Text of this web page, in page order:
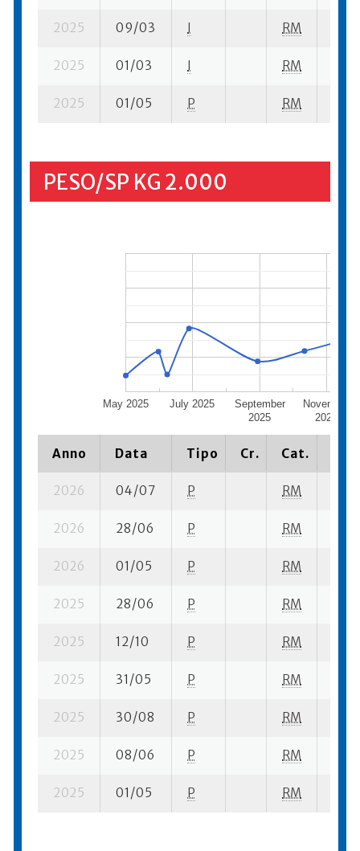
2025 09/03 I RM
2025 01/03 I RM
2025 01/05 P RM
PESO/SP KG 2.000
May 2025 July 2025
September
2025
November
2025
Anno Data Tipo Cr. Cat.
2026 04/07 P RM
2026 28/06 P RM
2026 01/05 P RM
2025 28/06 P RM
2025 12/10 P RM
2025 31/05 P RM
2025 30/08 P RM
2025 08/06 P RM
2025 01/05 P RM